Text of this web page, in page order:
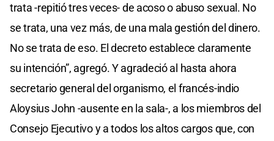
trata -repitió tres veces- de acoso o abuso sexual. No
se trata, una vez más, de una mala gestión del dinero.
No se trata de eso. El decreto establece claramente
su intención”, agregó. Y agradeció al hasta ahora
secretario general del organismo, el francés-indio
Aloysius John -ausente en la sala-, a los miembros del
Consejo Ejecutivo y a todos los altos cargos que, con